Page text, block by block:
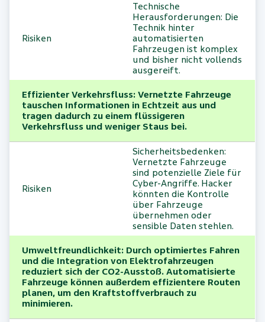
Risiken
Technische
Herausforderungen: Die
Technik hinter
automatisierten
Fahrzeugen ist komplex
und bisher nicht vollends
ausgereift.
Effizienter Verkehrsfluss: Vernetzte Fahrzeuge
tauschen Informationen in Echtzeit aus und
tragen dadurch zu einem flüssigeren
Verkehrsfluss und weniger Staus bei.
Risiken
Sicherheitsbedenken:
Vernetzte Fahrzeuge
sind potenzielle Ziele für
Cyber-Angriffe. Hacker
könnten die Kontrolle
über Fahrzeuge
übernehmen oder
sensible Daten stehlen.
Umweltfreundlichkeit: Durch optimiertes Fahren
und die Integration von Elektrofahrzeugen
reduziert sich der CO2-Ausstoß. Automatisierte
Fahrzeuge können außerdem effizientere Routen
planen, um den Kraftstoffverbrauch zu
minimieren.